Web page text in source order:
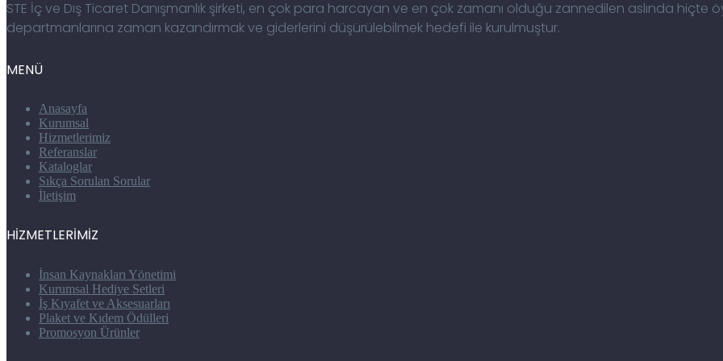
STE İç ve Dış Ticaret Danışmanlık şirketi, en çok para harcayan ve en çok zamanı olduğu zannedilen aslında hiçte
departmanlarına zaman kazandırmak ve giderlerini düşürülebilmek hedefi ile kurulmuştur.
MENÜ
Anasayfa
Kurumsal
Hizmetlerimiz
Referanslar
Kataloglar
Sıkça Sorulan Sorular
İletişim
HİZMETLERİMİZ
İnsan Kaynakları Yönetimi
Kurumsal Hediye Setleri
İş Kıyafet ve Aksesuarları
Plaket ve Kıdem Ödülleri
Promosyon Ürünler